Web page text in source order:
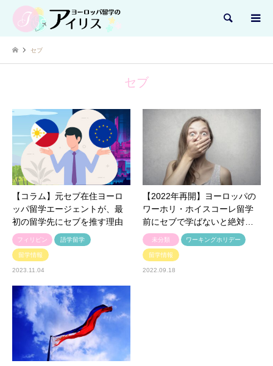
検索
セブ
セブ
【コラム】元セブ在住ヨーロ
ッパ留学エージェントが、最
初の留学先にセブを推す理由
フィリピン 語学留学
留学情報
2023.11.04
【2022年再開】ヨーロッパの
ワーホリ・ホイスコーレ留学
前にセブで学ばないと絶対…
未分類 ワーキングホリデー
留学情報
2022.09.18